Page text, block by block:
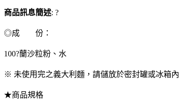
商品訊息簡述: ?
◎成 份：
100?蘭沙粒粉、水
※ 未使用完之義大利麵，請儲放於密封罐或冰箱內
★商品規格